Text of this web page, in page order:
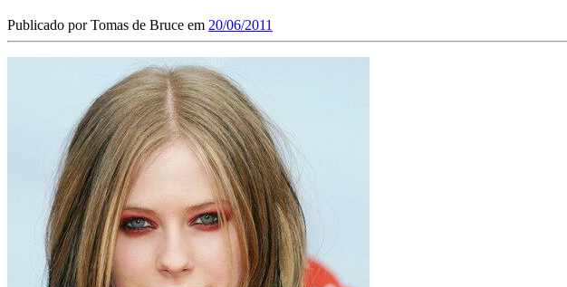
Publicado porTomas de Bruce em 20/06/2011